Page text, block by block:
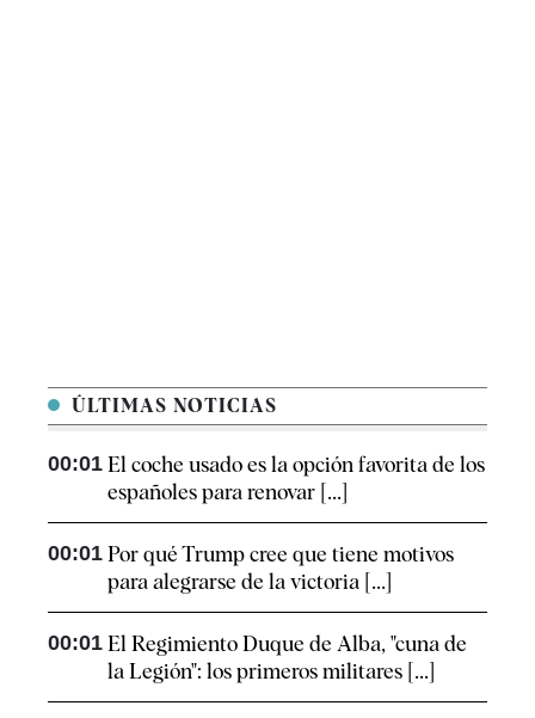
ÚLTIMAS NOTICIAS
00:01 El coche usado es la opción favorita de los
españoles para renovar [...]
00:01 Por qué Trump cree que tiene motivos
para alegrarse de la victoria [...]
00:01 El Regimiento Duque de Alba, "cuna de
la Legión": los primeros militares [...]